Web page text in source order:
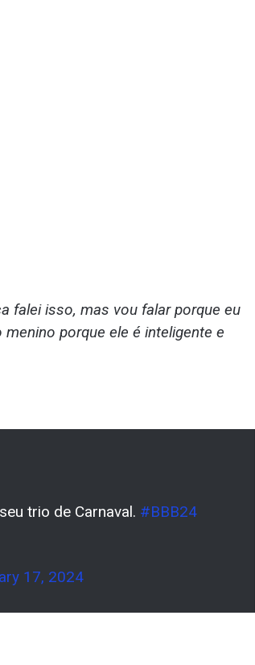
falei isso, mas vou falar porque eu
porque ele é inteligente e
trio de Carnaval. #BBB24
17, 2024